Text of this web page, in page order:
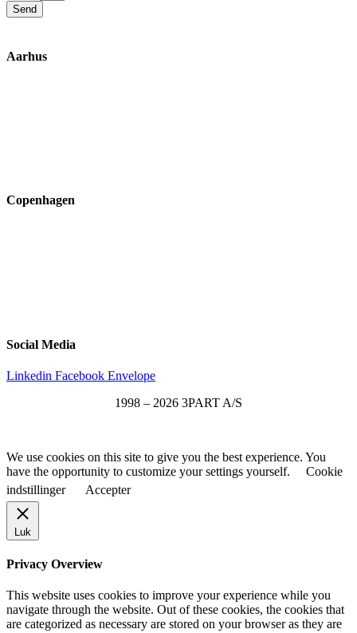
Send
Aarhus
Copenhagen
Social Media
Linkedin Facebook Envelope
1998 – 2026 3PART A/S
We use cookies on this site to give you the best experience. You
have the opportunity to customize your settings yourself.
Cookie
indstillinger
Accepter
Luk
Privacy Overview
This website uses cookies to improve your experience while you
navigate through the website. Out of these cookies, the cookies that
are categorized as necessary are stored on your browser as they are